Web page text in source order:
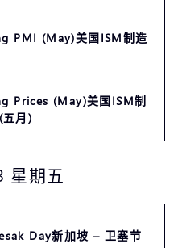
PMI (May)美国ISM制造
Prices (May)美国ISM制
月)
星期五
Day新加坡 – 卫塞节